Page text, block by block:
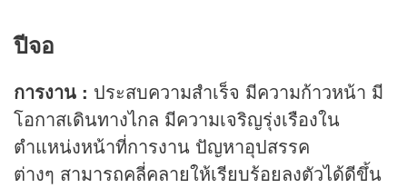
ปีจอ
การงาน : ประสบความสำเร็จ มีความก้าวหน้า มี
โอกาสเดินทางไกล มีความเจริญรุ่งเรืองใน
ตำแหน่งหน้าที่การงาน ปัญหาอุปสรรค
ต่างๆ สามารถคลี่คลายให้เรียบร้อยลงตัวได้ดีขึ้น